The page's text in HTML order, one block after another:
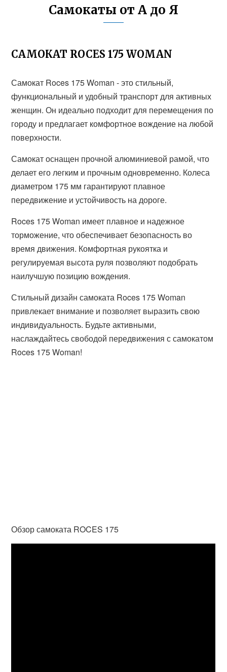
Самокаты от А до Я
САМОКАТ ROCES 175 WOMAN
Самокат Roces 175 Woman - это стильный,
функциональный и удобный транспорт для активных
женщин. Он идеально подходит для перемещения по
городу и предлагает комфортное вождение на любой
поверхности.
Самокат оснащен прочной алюминиевой рамой, что
делает его легким и прочным одновременно. Колеса
диаметром 175 мм гарантируют плавное
передвижение и устойчивость на дороге.
Roces 175 Woman имеет плавное и надежное
торможение, что обеспечивает безопасность во
время движения. Комфортная рукоятка и
регулируемая высота руля позволяют подобрать
наилучшую позицию вождения.
Стильный дизайн самоката Roces 175 Woman
привлекает внимание и позволяет выразить свою
индивидуальность. Будьте активными,
наслаждайтесь свободой передвижения с самокатом
Roces 175 Woman!
Обзор самоката ROCES 175